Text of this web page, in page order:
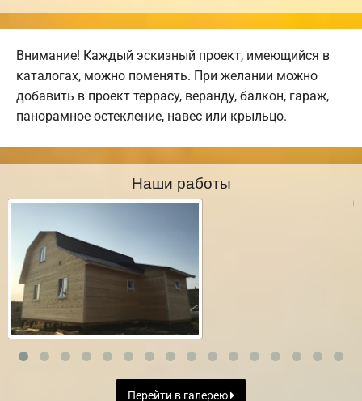
Внимание! Каждый эскизный проект, имеющийся в
каталогах, можно поменять. При желании можно
добавить в проект террасу, веранду, балкон, гараж,
панорамное остекление, навес или крыльцо.
Наши работы
Перейти в галерею